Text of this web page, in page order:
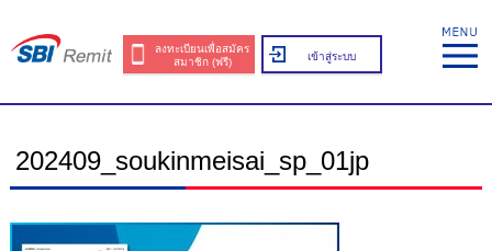
ลงทะเบียนเพื่อสมัคร
สมาชิก (ฟรี)
เข้าสู่ระบบ
202409_soukinmeisai_sp_01jp